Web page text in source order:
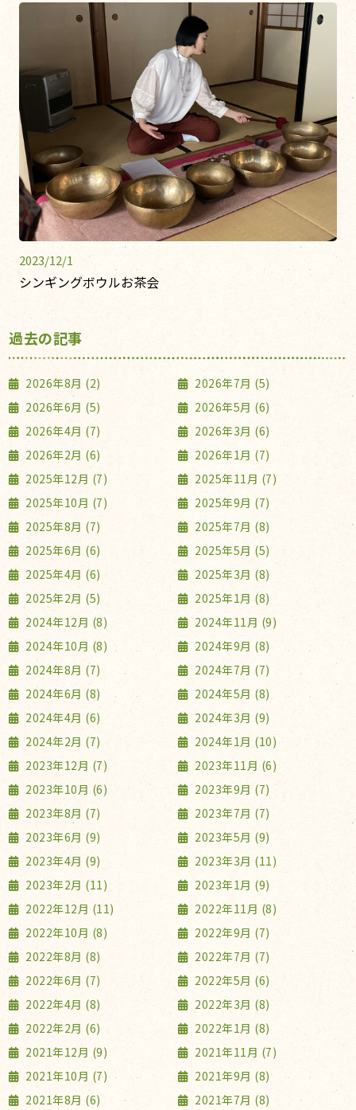
2023/12/1
シンギングボウルお茶会
過去の記事
2026年8月 (2)
2026年7月 (5)
2026年6月 (5)
2026年5月 (6)
2026年4月 (7)
2026年3月 (6)
2026年2月 (6)
2026年1月 (7)
2025年12月 (7)
2025年11月 (7)
2025年10月 (7)
2025年9月 (7)
2025年8月 (7)
2025年7月 (8)
2025年6月 (6)
2025年5月 (5)
2025年4月 (6)
2025年3月 (8)
2025年2月 (5)
2025年1月 (8)
2024年12月 (8)
2024年11月 (9)
2024年10月 (8)
2024年9月 (8)
2024年8月 (7)
2024年7月 (7)
2024年6月 (8)
2024年5月 (8)
2024年4月 (6)
2024年3月 (9)
2024年2月 (7)
2024年1月 (10)
2023年12月 (7)
2023年11月 (6)
2023年10月 (6)
2023年9月 (7)
2023年8月 (7)
2023年7月 (7)
2023年6月 (9)
2023年5月 (9)
2023年4月 (9)
2023年3月 (11)
2023年2月 (11)
2023年1月 (9)
2022年12月 (11)
2022年11月 (8)
2022年10月 (8)
2022年9月 (7)
2022年8月 (8)
2022年7月 (7)
2022年6月 (7)
2022年5月 (6)
2022年4月 (8)
2022年3月 (8)
2022年2月 (6)
2022年1月 (8)
2021年12月 (9)
2021年11月 (7)
2021年10月 (7)
2021年9月 (8)
2021年8月 (6)
2021年7月 (8)